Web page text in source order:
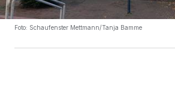
Foto: Schaufenster Mettmann/Tanja Bamme